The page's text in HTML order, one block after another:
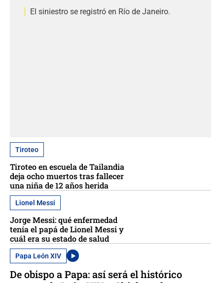
El siniestro se registró en Río de Janeiro.
Tiroteo
Tiroteo en escuela de Tailandia
deja ocho muertos tras fallecer
una niña de 12 años herida
Lionel Messi
Jorge Messi: qué enfermedad
tenía el papá de Lionel Messi y
cuál era su estado de salud
Papa León XIV
De obispo a Papa: así será el histórico